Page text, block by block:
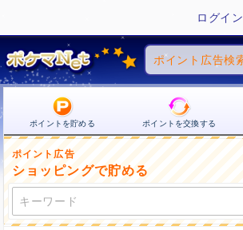
ログイン
ポイントを貯める ポイントを交換する
ポイント広告
ショッピングで貯める